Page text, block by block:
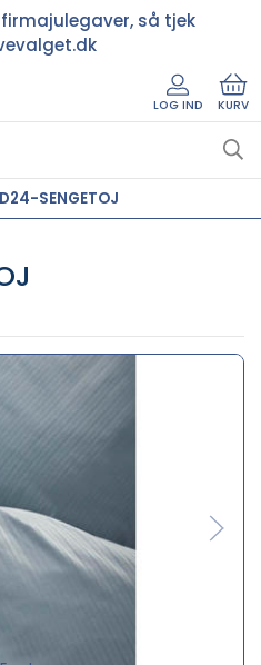
firmajulegaver, så tjek
LOG IND KURV
SENGETOJ